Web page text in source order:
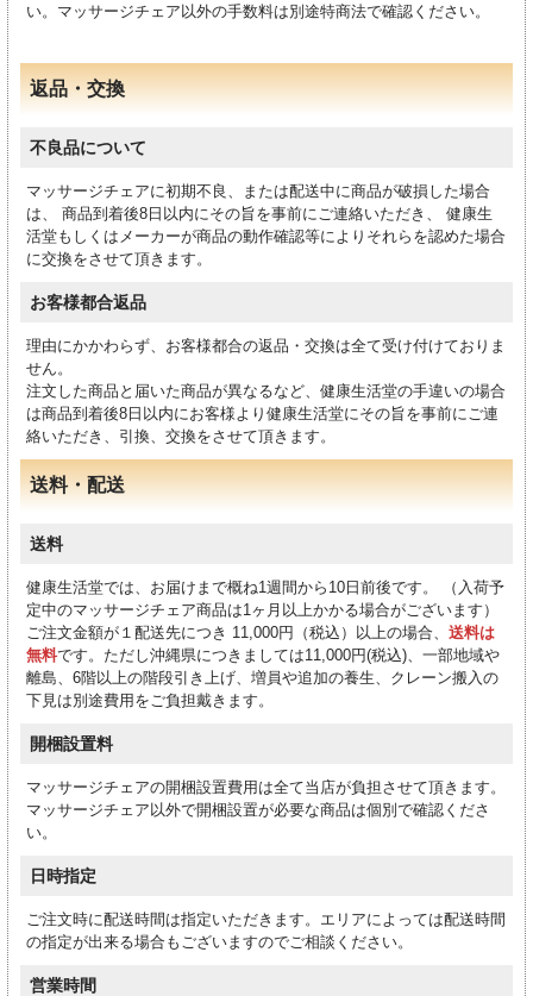
い。マッサージチェア以外の手数料は別途特商法で確認ください。
返品・交換
不良品について
マッサージチェアに初期不良、または配送中に商品が破損した場合
は、 商品到着後8日以内にその旨を事前にご連絡いただき、 健康生
活堂もしくはメーカーが商品の動作確認等によりそれらを認めた場合
に交換をさせて頂きます。
お客様都合返品
理由にかかわらず、お客様都合の返品・交換は全て受け付けておりま
せん。
注文した商品と届いた商品が異なるなど、健康生活堂の手違いの場合
は商品到着後8日以内にお客様より健康生活堂にその旨を事前にご連
絡いただき、引換、交換をさせて頂きます。
送料・配送
送料
健康生活堂では、お届けまで概ね1週間から10日前後です。 （入荷予
定中のマッサージチェア商品は1ヶ月以上かかる場合がございます）
ご注文金額が１配送先につき 11,000円（税込）以上の場合、 送料は
無料です。ただし沖縄県につきましては11,000円(税込)、一部地域や
離島、6階以上の階段引き上げ、増員や追加の養生、クレーン搬入の
下見は別途費用をご負担戴きます。
開梱設置料
マッサージチェアの開梱設置費用は全て当店が負担させて頂きます。
マッサージチェア以外で開梱設置が必要な商品は個別で確認くださ
い。
日時指定
ご注文時に配送時間は指定いただきます。エリアによっては配送時間
の指定が出来る場合もございますのでご相談ください。
営業時間